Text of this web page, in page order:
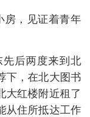
房，见证着青年
后两度来到北
下，在北大图书
大红楼附近租了
从住所抵达工作